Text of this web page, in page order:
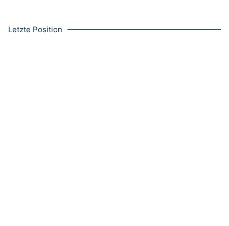
Letzte Position